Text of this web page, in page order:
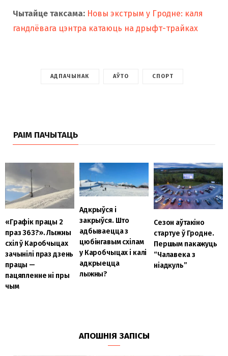
Чытайце таксама: Новы экстрым у Гродне: каля
гандлёвага цэнтра катаюць на дрыфт-трайках
АДПАЧЫНАК АЎТО СПОРТ
РАІМ ПАЧЫТАЦЬ
«Графік працы 2
праз 363?». Лыжны
схіл ў Каробчыцах
зачынілі праз дзень
працы —
пацяпленне ні пры
чым
Адкрыўся і
закрыўся. Што
адбываецца з
цюбінгавым схілам
у Каробчыцах і калі
адкрыецца
лыжны?
Сезон аўтакіно
стартуе ў Гродне.
Першым пакажуць
“Чалавека з
ніадкуль”
АПОШНІЯ ЗАПІСЫ